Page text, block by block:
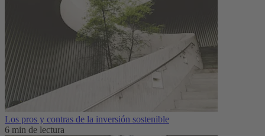
Los pros y contras de la inversión sostenible
6 min de lectura